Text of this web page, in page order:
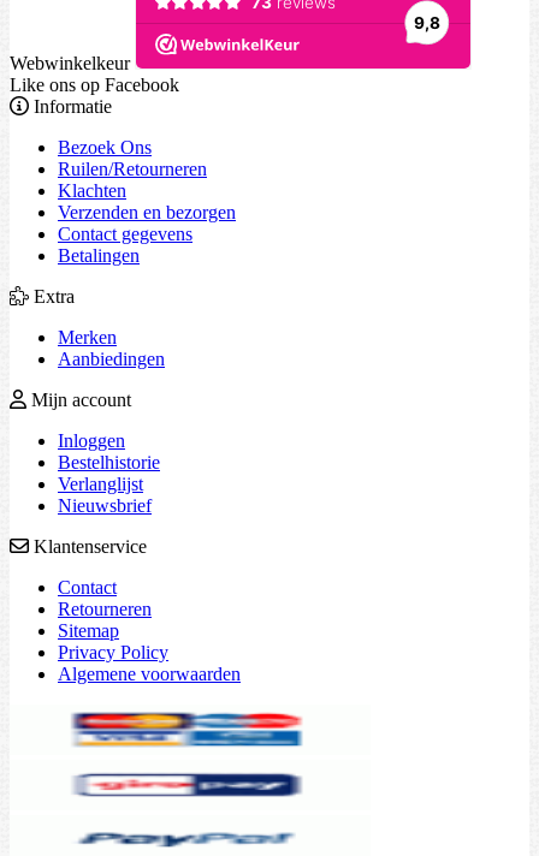
Webwinkelkeur
Like ons op Facebook
Informatie
Bezoek Ons
Ruilen/Retourneren
Klachten
Verzenden en bezorgen
Contact gegevens
Betalingen
Extra
Merken
Aanbiedingen
Mijn account
Inloggen
Bestelhistorie
Verlanglijst
Nieuwsbrief
Klantenservice
Contact
Retourneren
Sitemap
Privacy Policy
Algemene voorwaarden